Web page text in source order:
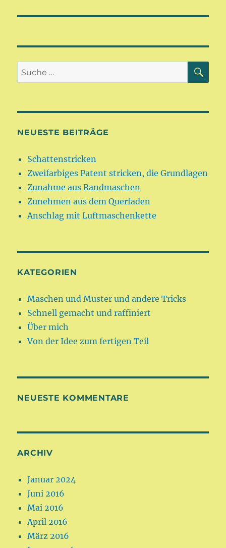
Suche
nach:
NEUESTE BEITRÄGE
Schattenstricken
Zweifarbiges Patent stricken, die Grundlagen
Zunahme aus Randmaschen
Zunehmen aus dem Querfaden
Anschlag mit Luftmaschenkette
KATEGORIEN
Maschen und Muster und andere Tricks
Schnell gemacht und raffiniert
Über mich
Von der Idee zum fertigen Teil
NEUESTE KOMMENTARE
ARCHIV
Januar 2024
Juni 2016
Mai 2016
April 2016
März 2016